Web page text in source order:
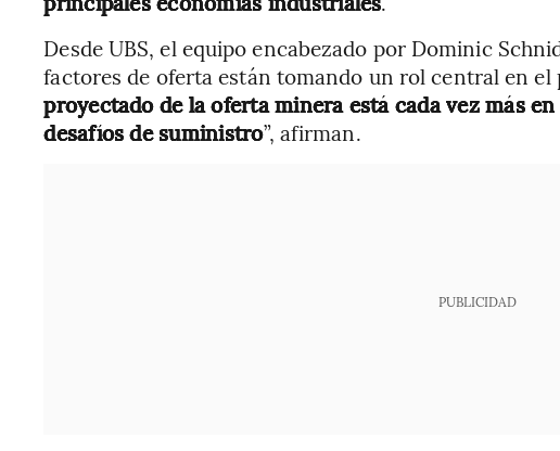
Desde UBS, el equipo encabezado por Dominic
factores de oferta están tomando un rol central en el
proyectado de la oferta minera está cada vez más
desafíos de suministro”, afirman.
PUBLICIDAD